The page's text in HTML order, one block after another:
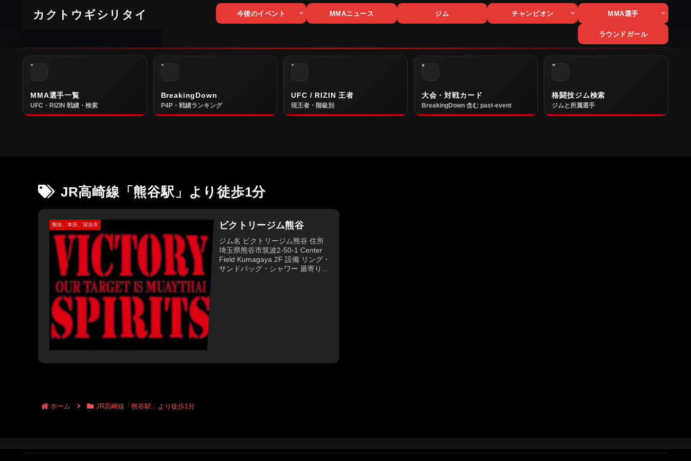
カクトウギシリタイ 今後のイベント MMAニュース ジム チャンピオン MMA選手
ラウンドガール
MMA選手一覧
UFC・RIZIN 戦績・検索
BreakingDown
P4P・戦績ランキング
UFC / RIZIN 王者
現王者・階級別
大会・対戦カード
BreakingDown 含む past-event
格闘技ジム検索
ジムと所属選手
JR高崎線「熊谷駅」より徒歩1分
熊谷、本庄、深谷市 ビクトリージム熊谷
ジム名 ビクトリージム熊谷 住所
埼玉県熊谷市筑波2-50-1 Center
Field Kumagaya 2F 設備 リング・
サンドバッグ・シャワー 最寄り駅
ホーム JR高崎線「熊谷駅」より徒歩1分